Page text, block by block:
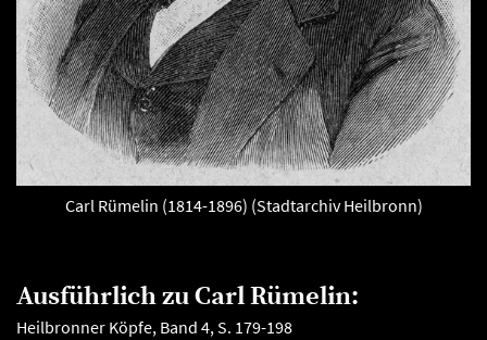
Carl Rümelin (1814-1896) (Stadtarchiv Heilbronn)
Ausführlich zu Carl Rümelin:
Heilbronner Köpfe, Band 4, S. 179-198